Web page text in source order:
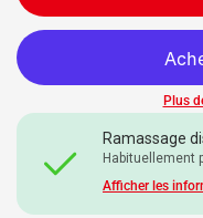
Plus
Ramassage
Habituellement
Afficher les